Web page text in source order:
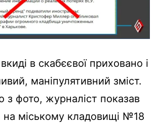
в скабєєвої приховано і
маніпулятивний зміст.
з фото, журналіст показав
міському кладовищі №18